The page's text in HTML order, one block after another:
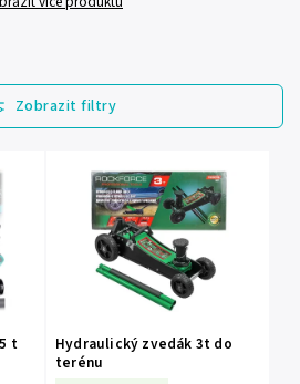
t
Hydraulický zvedák 3t do
terénu